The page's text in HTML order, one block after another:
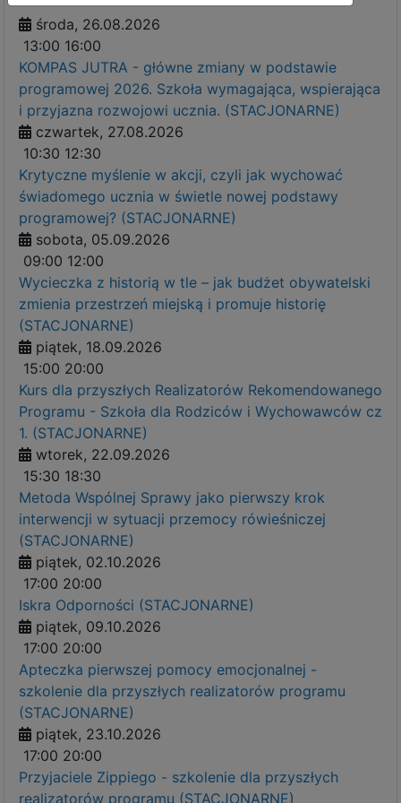
środa, 26.08.2026
13:00 16:00
KOMPAS JUTRA - główne zmiany w podstawie
programowej 2026. Szkoła wymagająca, wspierająca
i przyjazna rozwojowi ucznia. (STACJONARNE)
czwartek, 27.08.2026
10:30 12:30
Krytyczne myślenie w akcji, czyli jak wychować
świadomego ucznia w świetle nowej podstawy
programowej? (STACJONARNE)
sobota, 05.09.2026
09:00 12:00
Wycieczka z historią w tle – jak budżet obywatelski
zmienia przestrzeń miejską i promuje historię
(STACJONARNE)
piątek, 18.09.2026
15:00 20:00
Kurs dla przyszłych Realizatorów Rekomendowanego
Programu - Szkoła dla Rodziców i Wychowawców cz
1. (STACJONARNE)
wtorek, 22.09.2026
15:30 18:30
Metoda Wspólnej Sprawy jako pierwszy krok
interwencji w sytuacji przemocy rówieśniczej
(STACJONARNE)
piątek, 02.10.2026
17:00 20:00
Iskra Odporności (STACJONARNE)
piątek, 09.10.2026
17:00 20:00
Apteczka pierwszej pomocy emocjonalnej -
szkolenie dla przyszłych realizatorów programu
(STACJONARNE)
piątek, 23.10.2026
17:00 20:00
Przyjaciele Zippiego - szkolenie dla przyszłych
realizatorów programu (STACJONARNE)